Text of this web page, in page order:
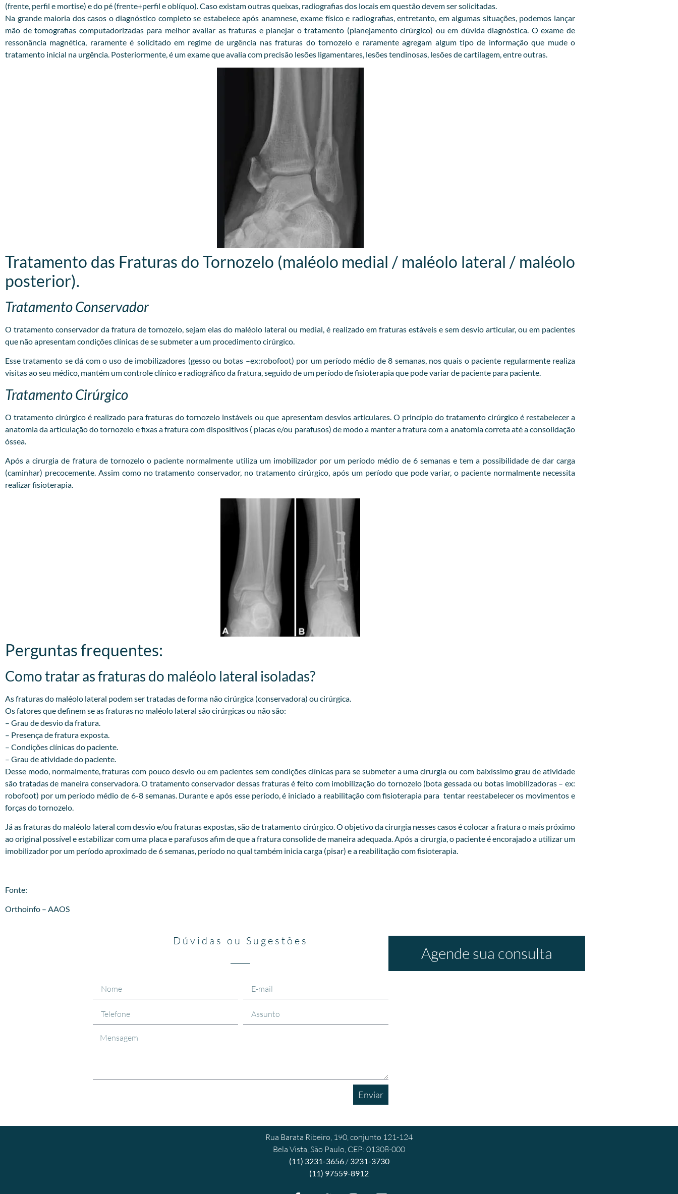
(frente, perfil e mortise) e do pé (frente+perfil e oblíquo). Caso existam outras queixas, radiografias dos locais em questão devem ser solicitadas.
Na grande maioria dos casos o diagnóstico completo se estabelece após anamnese, exame físico e radiografias, entretanto, em algumas situações, podemos lançar
mão de tomografias computadorizadas para melhor avaliar as fraturas e planejar o tratamento (planejamento cirúrgico) ou em dúvida diagnóstica. O exame de
ressonância magnética, raramente é solicitado em regime de urgência nas fraturas do tornozelo e raramente agregam algum tipo de informação que mude o
tratamento inicial na urgência. Posteriormente, é um exame que avalia com precisão lesões ligamentares, lesões tendinosas, lesões de cartilagem, entre outras.
Tratamento das Fraturas do Tornozelo (maléolo medial / maléolo lateral / maléolo
posterior).
Tratamento Conservador
O tratamento conservador da fratura de tornozelo, sejam elas do maléolo lateral ou medial, é realizado em fraturas estáveis e sem desvio articular, ou em pacientes
que não apresentam condições clínicas de se submeter a um procedimento cirúrgico.
Esse tratamento se dá com o uso de imobilizadores (gesso ou botas –ex:robofoot) por um período médio de 8 semanas, nos quais o paciente regularmente realiza
visitas ao seu médico, mantém um controle clínico e radiográfico da fratura, seguido de um período de fisioterapia que pode variar de paciente para paciente.
Tratamento Cirúrgico
O tratamento cirúrgico é realizado para fraturas do tornozelo instáveis ou que apresentam desvios articulares. O princípio do tratamento cirúrgico é restabelecer a
anatomia da articulação do tornozelo e fixas a fratura com dispositivos ( placas e/ou parafusos) de modo a manter a fratura com a anatomia correta até a consolidação
óssea.
Após a cirurgia de fratura de tornozelo o paciente normalmente utiliza um imobilizador por um período médio de 6 semanas e tem a possibilidade de dar carga
(caminhar) precocemente. Assim como no tratamento conservador, no tratamento cirúrgico, após um período que pode variar, o paciente normalmente necessita
realizar fisioterapia.
Perguntas frequentes:
Como tratar as fraturas do maléolo lateral isoladas?
As fraturas do maléolo lateral podem ser tratadas de forma não cirúrgica (conservadora) ou cirúrgica.
Os fatores que definem se as fraturas no maléolo lateral são cirúrgicas ou não são:
– Grau de desvio da fratura.
– Presença de fratura exposta.
– Condições clínicas do paciente.
– Grau de atividade do paciente.
Desse modo, normalmente, fraturas com pouco desvio ou em pacientes sem condições clínicas para se submeter a uma cirurgia ou com baixíssimo grau de atividade
são tratadas de maneira conservadora. O tratamento conservador dessas fraturas é feito com imobilização do tornozelo (bota gessada ou botas imobilizadoras – ex:
robofoot) por um período médio de 6-8 semanas. Durante e após esse período, é iniciado a reabilitação com fisioterapia para tentar reestabelecer os movimentos e
forças do tornozelo.
Já as fraturas do maléolo lateral com desvio e/ou fraturas expostas, são de tratamento cirúrgico. O objetivo da cirurgia nesses casos é colocar a fratura o mais próximo
ao original possível e estabilizar com uma placa e parafusos afim de que a fratura consolide de maneira adequada. Após a cirurgia, o paciente é encorajado a utilizar um
imobilizador por um período aproximado de 6 semanas, período no qual também inicia carga (pisar) e a reabilitação com fisioterapia.
Fonte:
Orthoinfo – AAOS
Dúvidas ou Sugestões
Enviar
Agende sua consulta
Rua Barata Ribeiro, 190, conjunto 121-124
Bela Vista, São Paulo, CEP: 01308-000
(11) 3231-3656/ 3231-3730
(11) 97559-8912